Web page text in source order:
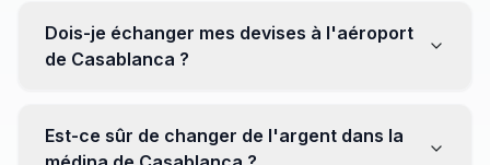
Dois-je échanger mes devises à l'aéroport
de Casablanca ?
être moins avantageux. Orientez-vous plutôt vers les
Est-ce sûr de changer de l'argent dans la